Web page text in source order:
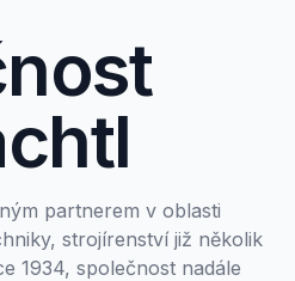
partnerem v oblasti
strojírenství již několik
1934, společnost nadále